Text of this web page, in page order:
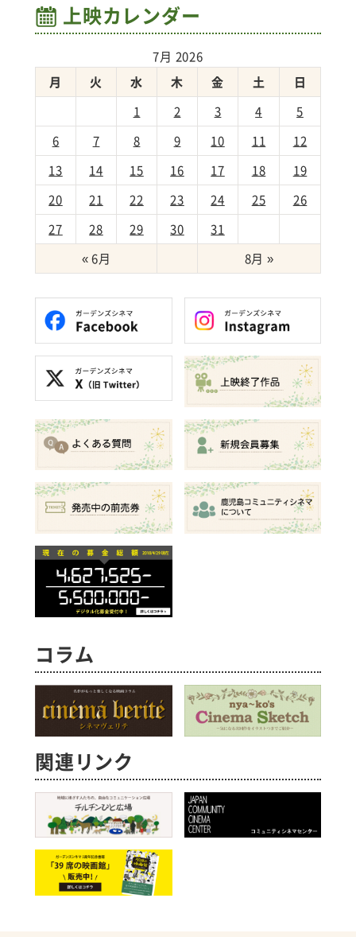
上映カレンダー
7月 2026
月
火 水 木 金 土
日
1
2 3 4
5
6
7 8 9 10 11
12
13
14 15 16 17 18
19
20
21 22 23 24 25
26
27
28 29 30
31
« 6月
8月 »
コラム
関連リンク